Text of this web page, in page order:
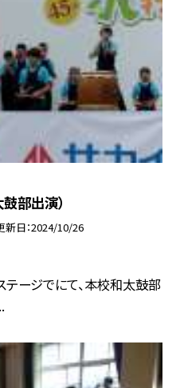
部出演）
新日 2024/10/26
テージでにて、本校和太鼓部